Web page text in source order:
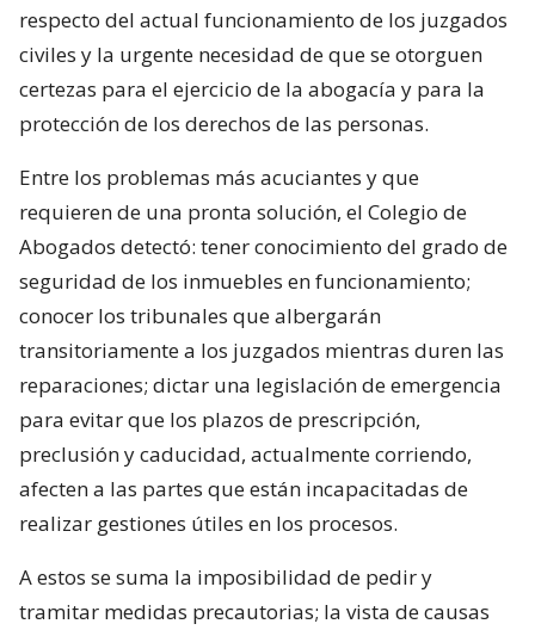
respecto del actual funcionamiento de los juzgados
civiles y la urgente necesidad de que se otorguen
certezas para el ejercicio de la abogacía y para la
protección de los derechos de las personas.
Entre los problemas más acuciantes y que
requieren de una pronta solución, el Colegio de
Abogados detectó: tener conocimiento del grado de
seguridad de los inmuebles en funcionamiento;
conocer los tribunales que albergarán
transitoriamente a los juzgados mientras duren las
reparaciones; dictar una legislación de emergencia
para evitar que los plazos de prescripción,
preclusión y caducidad, actualmente corriendo,
afecten a las partes que están incapacitadas de
realizar gestiones útiles en los procesos.
A estos se suma la imposibilidad de pedir y
tramitar medidas precautorias; la vista de causas